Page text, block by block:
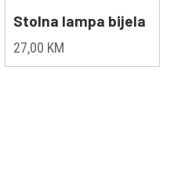
Stolna lampa bijela
27,00 KM